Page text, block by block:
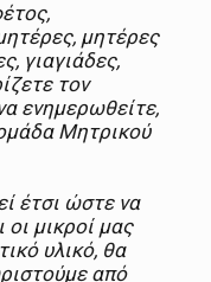
μητέρες
γιαγιάδες,
τον
ενημερωθείτε,
Μητρικού
έτσι ώστε να
μικροί μας
υλικό, θα
από